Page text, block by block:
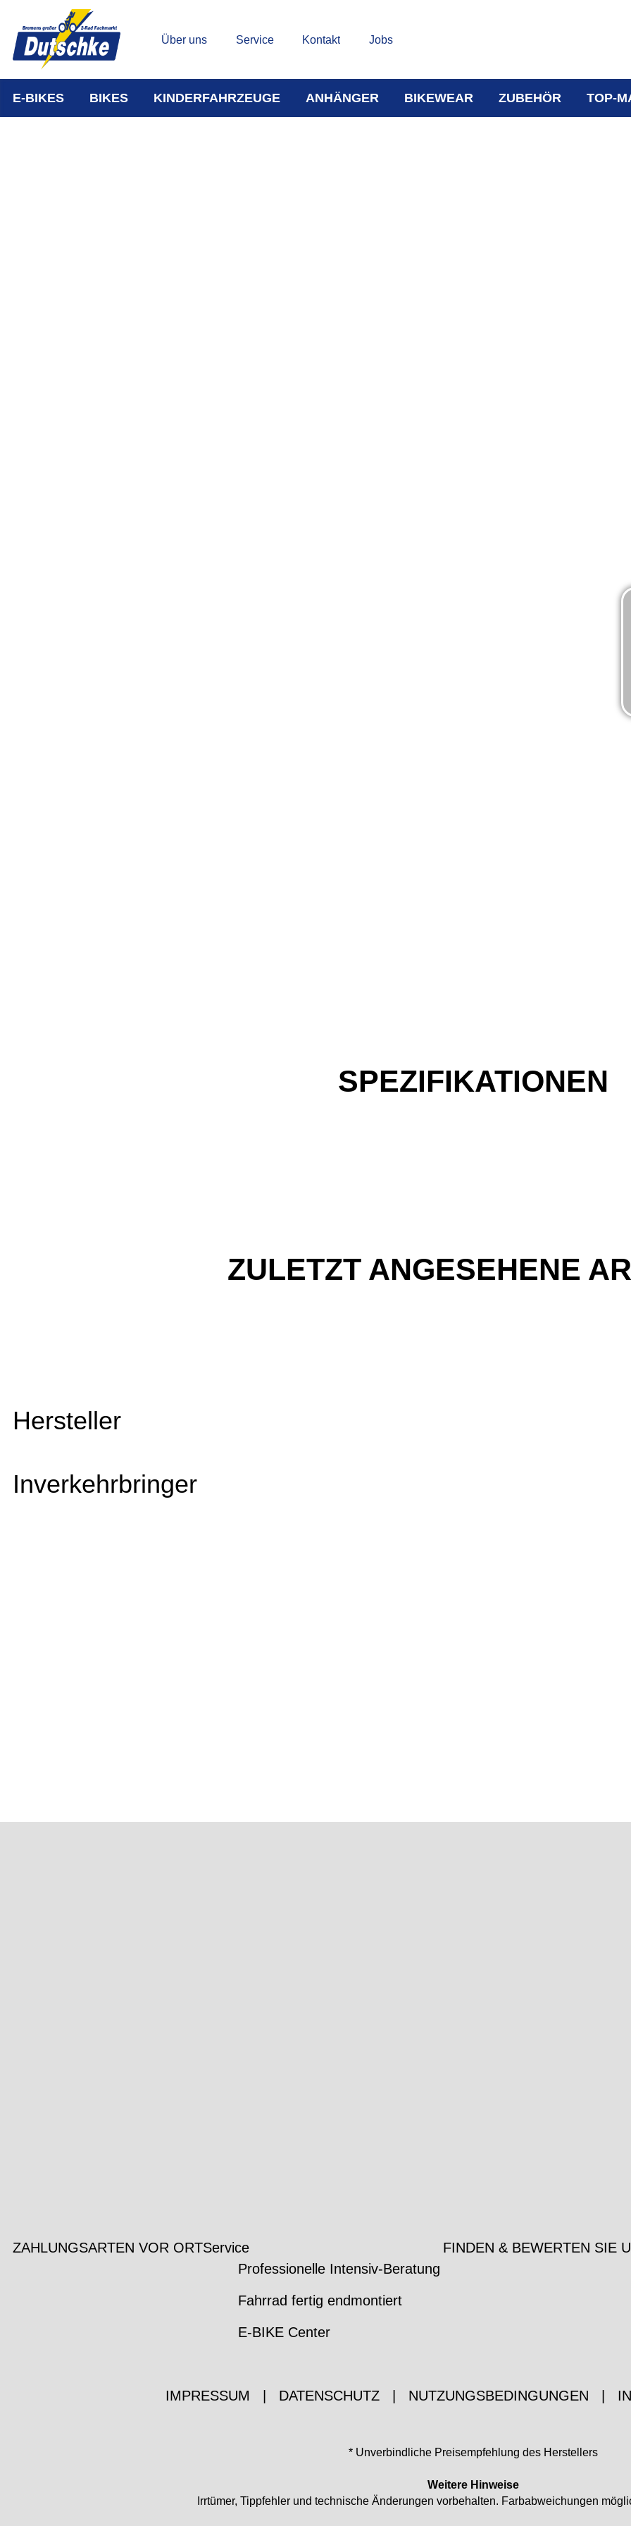
Über uns Service Kontakt Jobs
E-BIKES BIKES KINDERFAHRZEUGE ANHÄNGER BIKEWEAR ZUBEHÖR TOP-
SPEZIFIKATIONEN
ZULETZT ANGESEHENE
Hersteller
Inverkehrbringer
ZAHLUNGSARTEN VOR ORTService
Professionelle Intensiv-Beratung
Fahrrad fertig endmontiert
E-BIKE Center
FINDEN & BEWERTEN SIE
IMPRESSUM DATENSCHUTZ NUTZUNGSBEDINGUNGEN
* Unverbindliche Preisempfehlung des Herstellers
Weitere Hinweise
Irrtümer, Tippfehler und technische Änderungen vorbehalten. Farbabweichungen